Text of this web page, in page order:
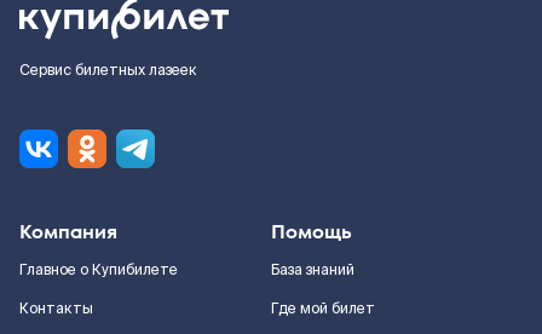
Сервис билетных лазеек
Компания
Главное о Купибилете
Контакты
Помощь
База знаний
Где мой билет